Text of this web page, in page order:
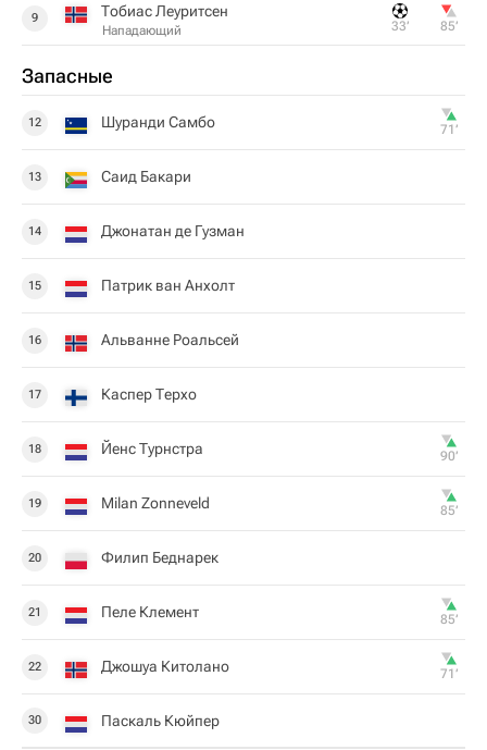
9 Тобиас Леуритсен
Нападающий 33‎’‎ 85‎’‎
Запасные
12 Шуранди Самбо 71‎’‎
13 Саид Бакари
14 Джонатан де Гузман
15 Патрик ван Анхолт
16 Альванне Роальсей
17 Каспер Терхо
18 Йенс Турнстра 90‎’‎
19 Milan Zonneveld 85‎’‎
20 Филип Беднарек
21 Пеле Клемент 85‎’‎
22 Джошуа Китолано 71‎’‎
30 Паскаль Кюйпер